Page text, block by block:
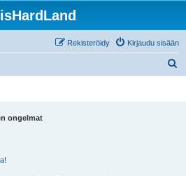
Kirjaudu sisään
Rekisteröidy
ongelmat